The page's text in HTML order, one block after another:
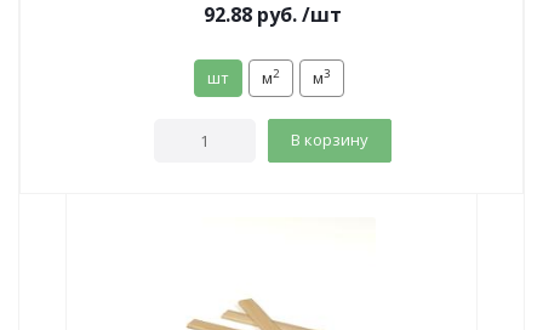
92.88руб. /шт
шт м2 м3
В корзину